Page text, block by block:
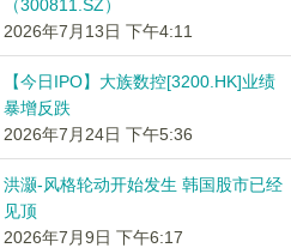
（300811.SZ）
2026年7月13日 下午4:11
【今日IPO】大族数控[3200.HK]业绩
暴增反跌
2026年7月24日 下午5:36
洪灏-风格轮动开始发生 韩国股市已经
见顶
2026年7月9日 下午6:17